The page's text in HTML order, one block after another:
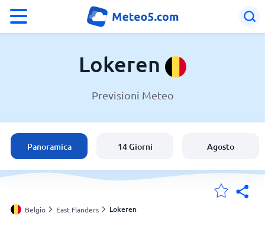
Belgio
Italia
Svizzera
Lokeren
Previsioni Meteo
Panoramica 14 Giorni Agosto
Belgio East Flanders Lokeren